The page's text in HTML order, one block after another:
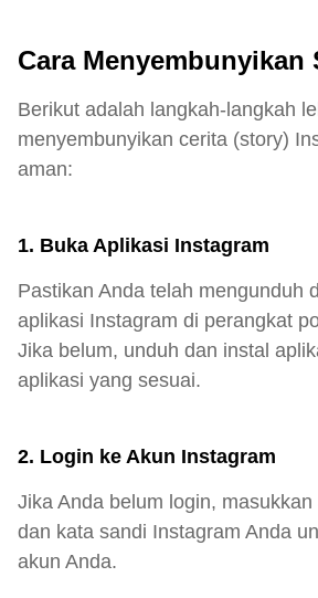
Cara Menyembunyikan
Berikut adalah langkah-langkah
menyembunyikan cerita (story)
aman:
1. Buka Aplikasi Instagram
Pastikan Anda telah mengunduh
aplikasi Instagram di perangkat
Jika belum, unduh dan instal
aplikasi yang sesuai.
2. Login ke Akun Instagram
Jika Anda belum login,
dan kata sandi Instagram Anda
akun Anda.